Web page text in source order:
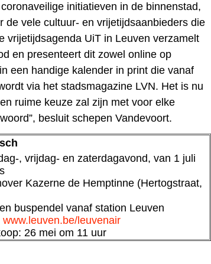
initiatieven in de binnenstad,
de vele cultuur- en vrijetijdsaanbieders die
vrijetijdsagenda UiT in Leuven verzamelt
en presenteert dit zowel online op
een handige kalender in print die vanaf
via het stadsmagazine LVN. Het is nu
ruime keuze zal zijn met voor elke
besluit schepen Vandevoort.
, vrijdag- en zaterdagavond, van 1 juli
Kazerne de Hemptinne (Hertogstraat,
buspendel vanaf station Leuven
www.leuven.be/leuvenair
26 mei om 11 uur